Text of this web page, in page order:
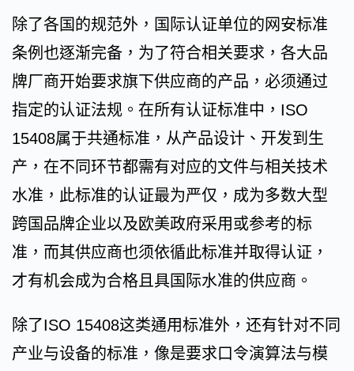
除了各国的规范外，国际认证单位的网安标准
条例也逐渐完备，为了符合相关要求，各大品
牌厂商开始要求旗下供应商的产品，必须通过
指定的认证法规。在所有认证标准中，ISO
15408属于共通标准，从产品设计、开发到生
产，在不同环节都需有对应的文件与相关技术
水准，此标准的认证最为严仅，成为多数大型
跨国品牌企业以及欧美政府采用或参考的标
准，而其供应商也须依循此标准并取得认证，
才有机会成为合格且具国际水准的供应商。
除了ISO 15408这类通用标准外，还有针对不同
产业与设备的标准，像是要求口令演算法与模